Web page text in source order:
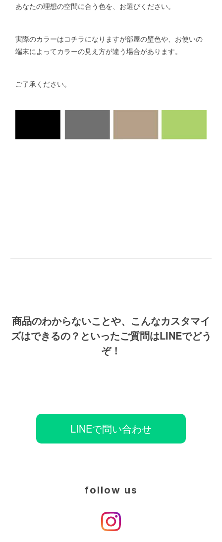
あなたの理想の空間に合う色を、お選びください。
実際のカラーはコチラになりますが部屋の壁色や、お使いの
端末によってカラーの見え方が違う場合があります。
ご了承ください。
商品のわからないことや、こんなカスタマイ
ズはできるの？といったご質問はLINEでどう
ぞ！
LINEで問い合わせ
follow us